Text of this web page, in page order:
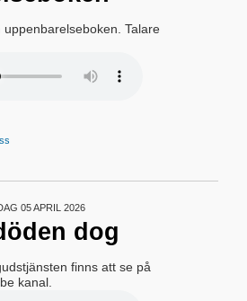
Talare
05 APRIL 2026
dog
finns att se på
kanal.